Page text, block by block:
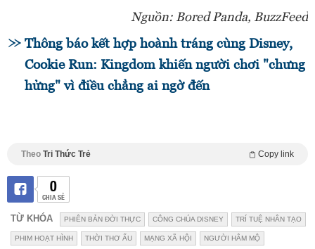
Nguồn: Bored Panda, BuzzFeed
Thông báo kết hợp hoành tráng cùng Disney,
Cookie Run: Kingdom khiến người chơi "chưng
hửng" vì điều chẳng ai ngờ đến
Theo Tri Thức Trẻ Copy link
0
CHIA SẺ
TỪ KHÓA PHIÊN BẢN ĐỜI THỰC CÔNG CHÚA DISNEY TRÍ TUỆ NHÂN TẠO
PHIM HOẠT HÌNH THỜI THƠ ẤU MẠNG XÃ HỘI NGƯỜI HÂM MỘ